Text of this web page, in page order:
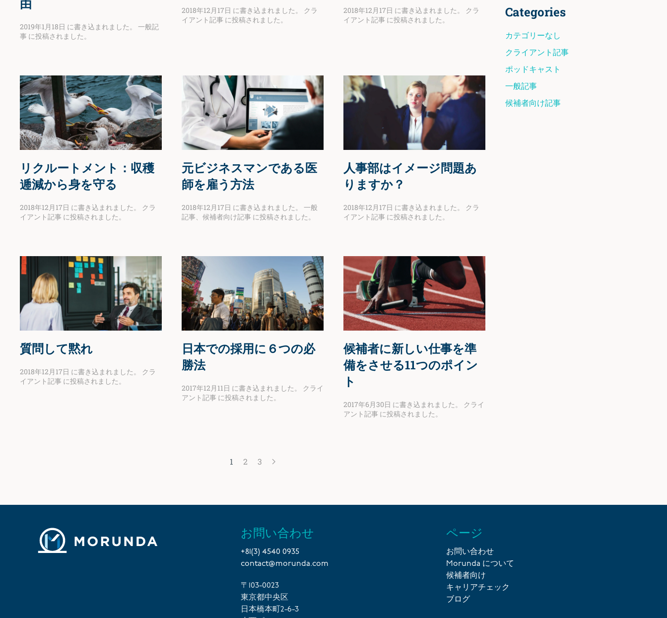
由
2019年1月18日 に書き込まれました。 一般記
事 に投稿されました。
2018年12月17日 に書き込まれました。
クラ
イアント記事に投稿されました。
2018年12月17日 に書き込まれました。
クラ
イアント記事に投稿されました。
リクルートメント：収穫
逓減から身を守る
2018年12月17日 に書き込まれました。
クラ
イアント記事 に投稿されました。
元ビジネスマンである医
師を雇う方法
2018年12月17日 に書き込まれました。 一般
記事、 候補者向け記事に投稿されました。
人事部はイメージ問題あ
りますか？
2018年12月17日 に書き込まれました。
クラ
イアント記事に投稿されました。
質問して黙れ
2018年12月17日 に書き込まれました。
クラ
イアント記事 に投稿されました。
日本での採用に６つの必
勝法
2017年12月11日 に書き込まれました。
クライ
アント記事に投稿されました。
候補者に新しい仕事を準
備をさせる11つのポイン
ト
2017年6月30日 に書き込まれました。
クライ
アント記事に投稿されました。
1 2 3
Categories
カテゴリーなし
クライアント記事
ポッドキャスト
一般記事
候補者向け記事
お問い合わせ
+81(3) 4540 0935
contact@morunda.com
〒103-0023
東京都中央区
日本橋本町2-6-3
ページ
お問い合わせ
Morunda について
候補者向け
キャリアチェック
ブログ